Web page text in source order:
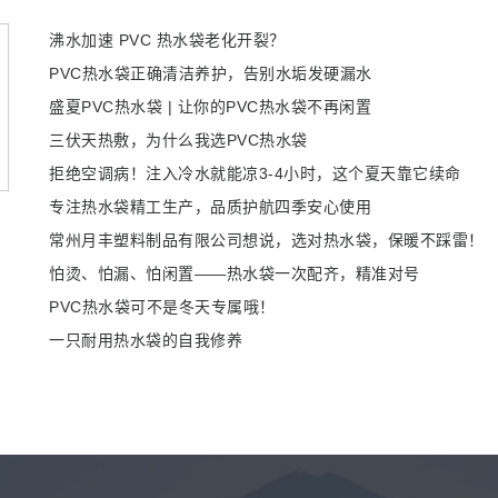
沸水加速 PVC 热水袋老化开裂？
PVC热水袋正确清洁养护，告别水垢发硬漏水
盛夏PVC热水袋 | 让你的PVC热水袋不再闲置
三伏天热敷，为什么我选PVC热水袋
拒绝空调病！注入冷水就能凉3-4小时，这个夏天靠它续命
专注热水袋精工生产，品质护航四季安心使用
常州月丰塑料制品有限公司想说，选对热水袋，保暖不踩雷！
怕烫、怕漏、怕闲置——热水袋一次配齐，精准对号
PVC热水袋可不是冬天专属哦！
一只耐用热水袋的自我修养